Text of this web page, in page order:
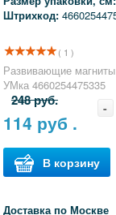
Штрихкод:
( 1 )
Развивающие
УМка 4660254475335
248 руб.
114 руб .
-
В корзину
Доставка по Москве